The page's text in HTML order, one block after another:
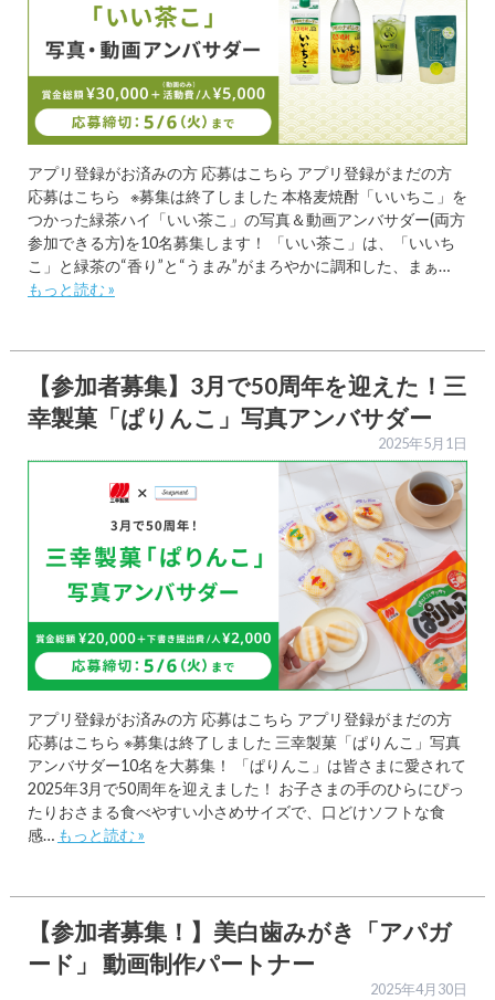
アプリ登録がお済みの方 応募はこちら アプリ登録がまだの方
応募はこちら ※募集は終了しました 本格麦焼酎「いいちこ」を
つかった緑茶ハイ「いい茶こ」の写真＆動画アンバサダー(両方
参加できる方)を10名募集します！ 「いい茶こ」は、「いいち
こ」と緑茶の“香り”と“うまみ”がまろやかに調和した、まぁ…
もっと読む »
【参加者募集】3月で50周年を迎えた！三
幸製菓「ぱりんこ」写真アンバサダー
2025年5月1日
アプリ登録がお済みの方 応募はこちら アプリ登録がまだの方
応募はこちら ※募集は終了しました 三幸製菓「ぱりんこ」写真
アンバサダー10名を大募集！ 「ぱりんこ」は皆さまに愛されて
2025年3月で50周年を迎えました！ お子さまの手のひらにぴっ
たりおさまる食べやすい小さめサイズで、口どけソフトな食
感… もっと読む »
【参加者募集！】美白歯みがき「アパガ
ード」 動画制作パートナー
2025年4月30日